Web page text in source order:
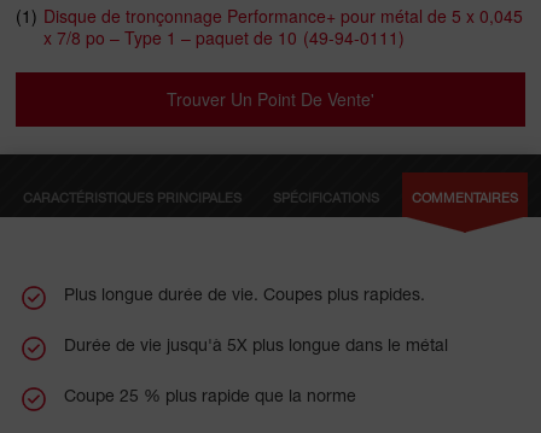
de liaison améliorée libère constamment du grain frais à mesure
qu’il s’use, offrant un meilleur contrôle pendant la coupe.
Fabriqués avec deux feuilles complètes de renfort en fibre de
verre à haute résistance et une concentration plus élevée de
grains, ces disques sont conçus pour offrir une durabilité
polyvalence exceptionnelle pour couper l’acier ordinaire, l’acier
inoxydable et les alliages à base de nickel, y compris des
matériaux comme l’acier, la cornière, les tuyaux, les barres
(1) Disque de tronçonnage Performance+ pour métal de 5 x 0,045
x 7/8 po – Type 1 – paquet de 10 (49-94-0111)
Trouver Un Point De Vente'
CARACTÉRISTIQUES PRINCIPALES SPÉCIFICATIONS COMMENTAIRES
Plus longue durée de vie. Coupes plus rapides.
Durée de vie jusqu'à 5X plus longue dans le métal
Coupe 25 % plus rapide que la norme